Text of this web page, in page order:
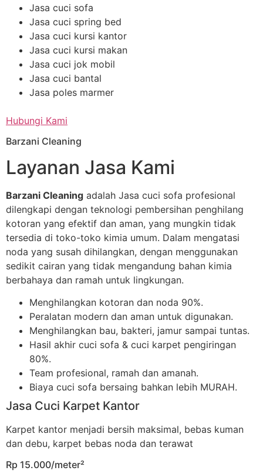
Jasa cuci sofa
Jasa cuci spring bed
Jasa cuci kursi kantor
Jasa cuci kursi makan
Jasa cuci jok mobil
Jasa cuci bantal
Jasa poles marmer
Hubungi Kami
Barzani Cleaning
Layanan Jasa Kami
Barzani Cleaning adalah Jasa cuci sofa profesional
dilengkapi dengan teknologi pembersihan penghilang
kotoran yang efektif dan aman, yang mungkin tidak
tersedia di toko-toko kimia umum. Dalam mengatasi
noda yang susah dihilangkan, dengan menggunakan
sedikit cairan yang tidak mengandung bahan kimia
berbahaya dan ramah untuk lingkungan.
Menghilangkan kotoran dan noda 90%.
Peralatan modern dan aman untuk digunakan.
Menghilangkan bau, bakteri, jamur sampai tuntas.
Hasil akhir cuci sofa & cuci karpet pengiringan
80%.
Team profesional, ramah dan amanah.
Biaya cuci sofa bersaing bahkan lebih MURAH.
Jasa Cuci Karpet Kantor
Karpet kantor menjadi bersih maksimal, bebas kuman
dan debu, karpet bebas noda dan terawat
Rp 15.000/meter²